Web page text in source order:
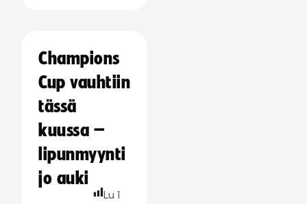
Champions
Cup vauhtiin
tässä
kuussa –
lipunmyynti
jo auki
Lu 1